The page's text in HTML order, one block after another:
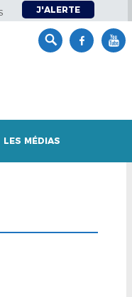
J'ALERTE
LES MÉDIAS